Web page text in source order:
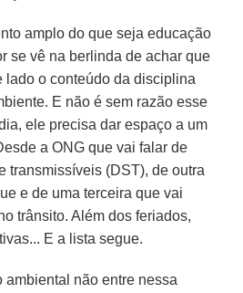
amplo do que seja educação
se vê na berlinda de achar que
lado o conteúdo da disciplina
E não é sem razão esse
ele precisa dar espaço a um
a ONG que vai falar de
transmissíveis (DST), de outra
e de uma terceira que vai
trânsito. Além dos feriados,
E a lista segue.
ambiental não entre nessa